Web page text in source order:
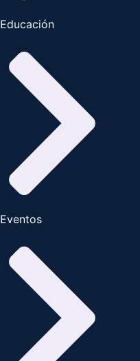
Educación
Eventos